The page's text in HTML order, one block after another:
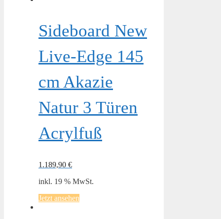
Sideboard New
Live-Edge 145
cm Akazie
Natur 3 Türen
Acrylfuß
1.189,90 €
inkl. 19 % MwSt.
Jetzt ansehen